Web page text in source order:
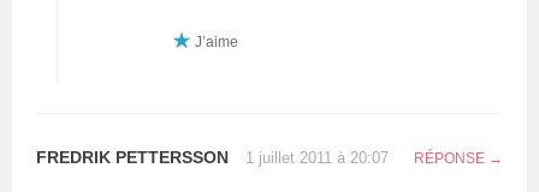
J’aime
FREDRIK PETTERSSON 1 juillet 2011 à 20:07 RÉPONSE